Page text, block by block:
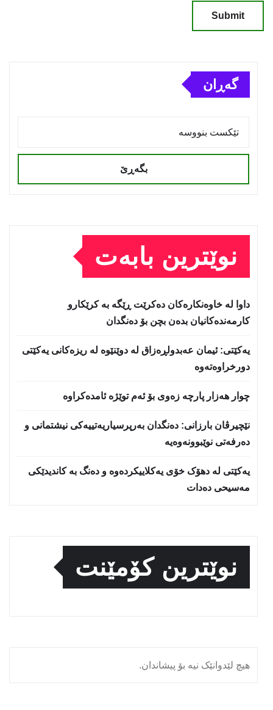
گەڕان
بگەڕێ
نوێترین بابەت
داوا لە خاوەنکارەکان دەکرێت ڕێگە بە کرێکارو
کارمەندەکانیان بدەن بچن بۆ دەنگدان
یه‌كێتی: ئیمان عه‌بدولڕه‌زاق له‌ دوێنێوه‌ له‌ ریزه‌كانی یه‌كێتی
دورخراوه‌ته‌وه‌
چوار هەزار پارچە زەوی بۆ ئەم توێژە ئامدەکراوە
نێچيرڤان بارزانى: دەنگدان بەرپرسیاريه‌تییەکی نیشتمانى و
دەرفەتی نوێبوونەوەیە
یەکێتی لە دهۆک خۆی یەکلاییکردەوە و دەنگ بە کاندیدێکی
مەسیحی دەدات
نوێترین کۆمێنت
هیچ لێدوانێک نیە بۆ پیشاندان.